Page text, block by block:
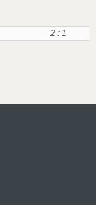
2 : 1